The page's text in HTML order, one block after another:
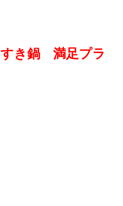
すき鍋 満足プラ